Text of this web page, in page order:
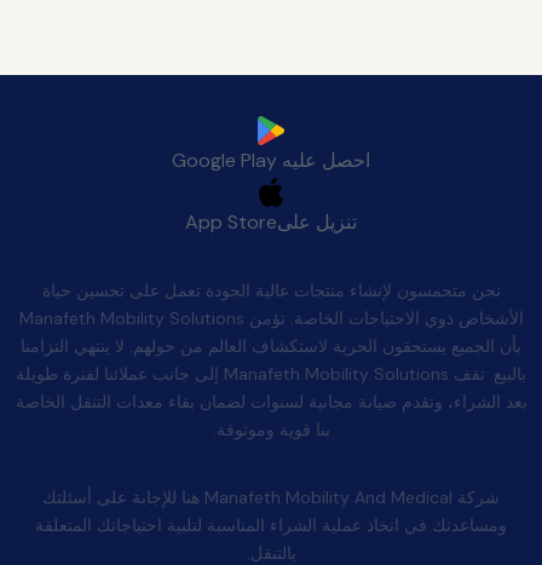
احصل عليه Google Play
تنزيل علىApp Store
نحن متحمسون لإنشاء منتجات عالية الجودة تعمل على تحسين حياة
الأشخاص ذوي الاحتياجات الخاصة. تؤمن Manafeth Mobility Solutions
بأن الجميع يستحقون الحرية لاستكشاف العالم من حولهم. لا ينتهي التزامنا
بالبيع. تقف Manafeth Mobility Solutions إلى جانب عملائنا لفترة طويلة
بعد الشراء، وتقدم صيانة مجانية لسنوات لضمان بقاء معدات التنقل الخاصة
بنا قوية وموثوقة.
شركة Manafeth Mobility And Medical هنا للإجابة على أسئلتك
ومساعدتك في اتخاذ عملية الشراء المناسبة لتلبية احتياجاتك المتعلقة
بالتنقل.